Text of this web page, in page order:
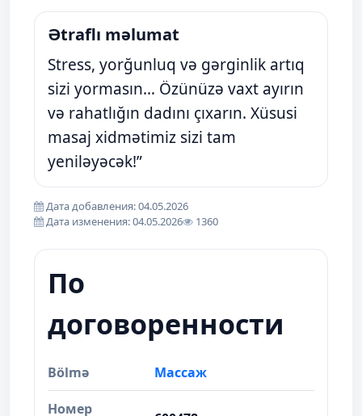
Ətraflı məlumat
Stress, yorğunluq və gərginlik artıq
sizi yormasın… Özünüzə vaxt ayırın
və rahatlığın dadını çıxarın. Xüsusi
masaj xidmətimiz sizi tam
yeniləyəcək!”
Дата добавления: 04.05.2026
Дата изменения: 04.05.2026
1360
По
договоренности
Bölmə Массаж
Номер